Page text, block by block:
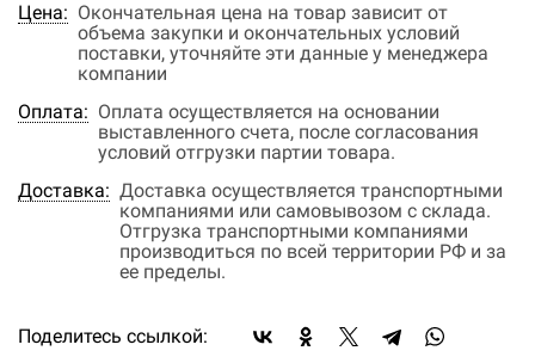
Цена: Окончательная цена на товар зависит от
объема закупки и окончательных условий
поставки, уточняйте эти данные у менеджера
компании
Оплата: Оплата осуществляется на основании
выставленного счета, после согласования
условий отгрузки партии товара.
Доставка: Доставка осуществляется транспортными
компаниями или самовывозом с склада.
Отгрузка транспортными компаниями
производиться по всей территории РФ и за
ее пределы.
Поделитесь ссылкой: